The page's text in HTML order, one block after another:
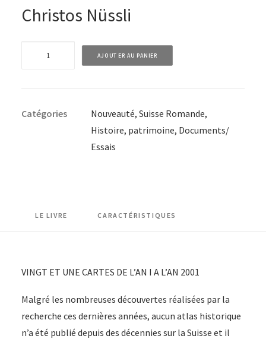
Christos Nüssli
des
AJOUTER AU PANIER
Catégories Nouveauté, Suisse Romande,
Histoire, patrimoine, Documents/
Essais
LE LIVRE CARACTÉRISTIQUES
VINGT ET UNE CARTES DE L’AN I A L’AN 2001
Malgré les nombreuses découvertes réalisées par la
recherche ces dernières années, aucun atlas historique
n’a été publié depuis des décennies sur la Suisse et il